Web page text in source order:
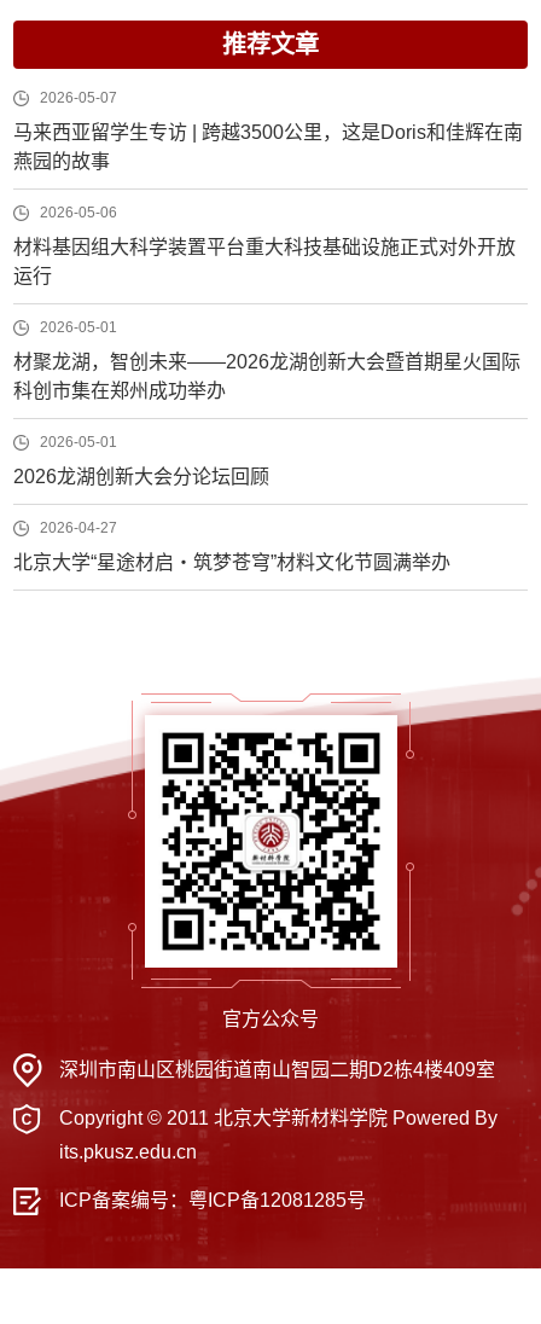
推荐文章
2026-05-07
马来西亚留学生专访 | 跨越3500公里，这是Doris和佳辉在南
燕园的故事
2026-05-06
材料基因组大科学装置平台重大科技基础设施正式对外开放
运行
2026-05-01
材聚龙湖，智创未来——2026龙湖创新大会暨首期星火国际
科创市集在郑州成功举办
2026-05-01
2026龙湖创新大会分论坛回顾
2026-04-27
北京大学“星途材启・筑梦苍穹”材料文化节圆满举办
深圳市南山区桃园街道南山智园二期D2栋4楼409室
Copyright © 2011 北京大学新材料学院 Powered By
its.pkusz.edu.cn
ICP备案编号： 粤ICP备12081285号
官方公众号